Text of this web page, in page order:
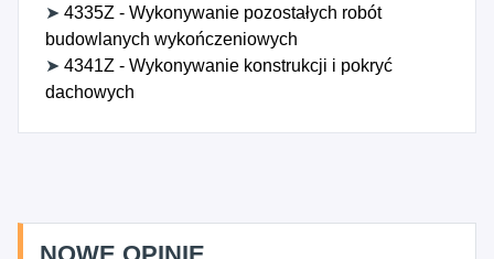
➤ 4335Z - Wykonywanie pozostałych robót
budowlanych wykończeniowych
➤ 4341Z - Wykonywanie konstrukcji i pokryć
dachowych